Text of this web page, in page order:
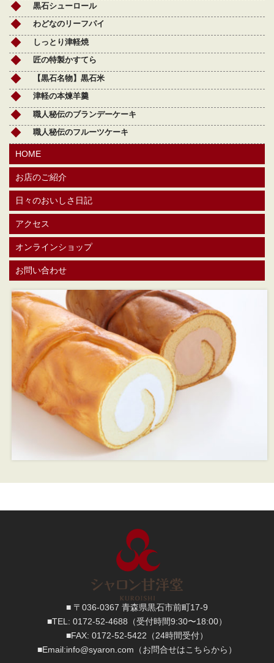
黒石シューロール
わどなのリーフパイ
しっとり津軽焼
匠の特製かすてら
【黒石名物】黒石米
津軽の本煉羊羹
職人秘伝のブランデーケーキ
職人秘伝のフルーツケーキ
HOME
お店のご紹介
日々のおいしさ日記
アクセス
オンラインショップ
お問い合わせ
■ 〒036-0367 青森県黒石市前町17-9
■TEL: 0172-52-4688 （受付時間9:30〜18:00）
■FAX: 0172-52-5422 （24時間受付）
■Email:info@syaron.com （お問合せはこちらから）